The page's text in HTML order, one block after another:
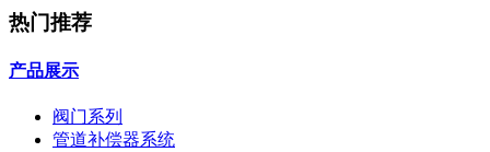
热门推荐
产品展示
阀门系列
管道补偿器系统